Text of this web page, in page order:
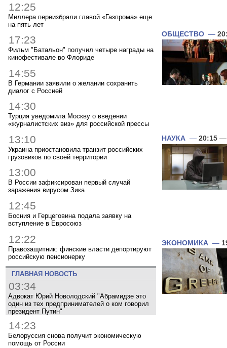
12:25
Миллера переизбрали главой «Газпрома» еще
на пять лет
17:23
Фильм "Батальон" получил четыре награды на
кинофестивале во Флориде
14:55
В Германии заявили о желании сохранить
диалог с Россией
14:30
Турция уведомила Москву о введении
«журналистских виз» для российской прессы
13:10
Украина приостановила транзит российских
грузовиков по своей территории
13:00
В России зафиксирован первый случай
заражения вирусом Зика
12:45
Босния и Герцеговина подала заявку на
вступление в Евросоюз
12:22
Правозащитник: финские власти депортируют
российскую пенсионерку
ГЛАВНАЯ НОВОСТЬ
03:34
Адвокат Юрий Новолодский "Абрамидзе это
один из тех предпринимателей о ком говорил
президент Путин"
14:23
Белоруссия снова получит экономическую
помощь от России
ОБЩЕСТВО —
НАУКА — 20:15 —
ЭКОНОМИКА —